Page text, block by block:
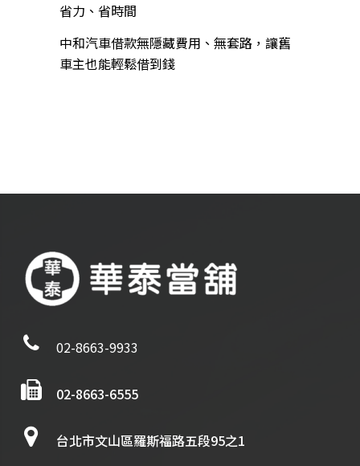
省力、省時間
中和汽車借款無隱藏費用、無套路，讓舊
車主也能輕鬆借到錢
02-8663-9933
02-8663-6555
台北市文山區羅斯福路五段95之1